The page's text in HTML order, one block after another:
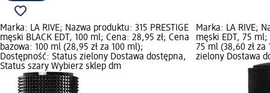
Marka: LA RIVE; Nazwa produktu: 315 PRESTIGE
męski BLACK EDT, 100 ml; Cena: 28,95 zł; Cena
bazowa: 100 ml (28,95 zł za 100 ml);
Dostępność: Status zielony Dostawa dostępna,
Status szary Wybierz sklep dm
Marka: LA RIVE;
męski EDT, 75
75 ml (38,60 zł
zielony Dostawa